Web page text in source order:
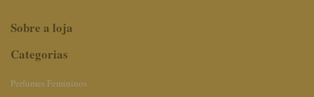
Sobre a loja
Categorias
Perfumes Femininos